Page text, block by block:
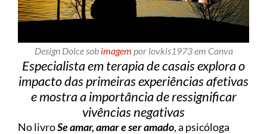
Design Dolce sob imagem por lovkis1973 em Canva
Especialista em terapia de casais explora o
impacto das primeiras experiências afetivas
e mostra a importância de ressignificar
vivências negativas
No livroSe amar, amar e ser amado, a psicóloga